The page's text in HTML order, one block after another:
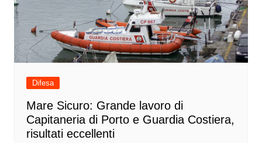
Difesa
Mare Sicuro: Grande lavoro di
Capitaneria di Porto e Guardia Costiera,
risultati eccellenti